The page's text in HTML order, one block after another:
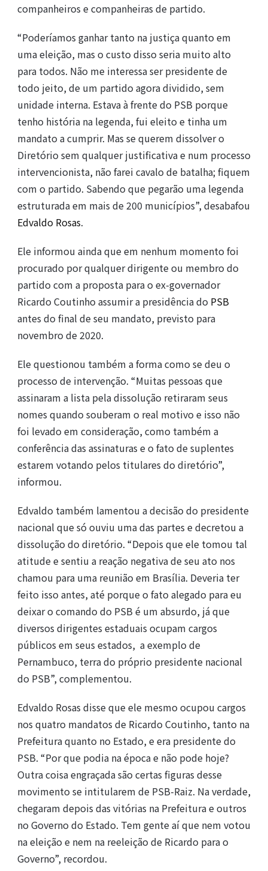
companheiros e companheiras de partido.
“Poderíamos ganhar tanto na justiça quanto em
uma eleição, mas o custo disso seria muito alto
para todos. Não me interessa ser presidente de
todo jeito, de um partido agora dividido, sem
unidade interna. Estava à frente do PSB porque
tenho história na legenda, fui eleito e tinha um
mandato a cumprir. Mas se querem dissolver o
Diretório sem qualquer justificativa e num processo
intervencionista, não farei cavalo de batalha; fiquem
com o partido. Sabendo que pegarão uma legenda
estruturada em mais de 200 municípios”, desabafou
Edvaldo Rosas.
Ele informou ainda que em nenhum momento foi
procurado por qualquer dirigente ou membro do
partido com a proposta para o ex-governador
Ricardo Coutinho assumir a presidência do PSB
antes do final de seu mandato, previsto para
novembro de 2020.
Ele questionou também a forma como se deu o
processo de intervenção. “Muitas pessoas que
assinaram a lista pela dissolução retiraram seus
nomes quando souberam o real motivo e isso não
foi levado em consideração, como também a
conferência das assinaturas e o fato de suplentes
estarem votando pelos titulares do diretório”,
informou.
Edvaldo também lamentou a decisão do presidente
nacional que só ouviu uma das partes e decretou a
dissolução do diretório. “Depois que ele tomou tal
atitude e sentiu a reação negativa de seu ato nos
chamou para uma reunião em Brasília. Deveria ter
feito isso antes, até porque o fato alegado para eu
deixar o comando do PSB é um absurdo, já que
diversos dirigentes estaduais ocupam cargos
públicos em seus estados, a exemplo de
Pernambuco, terra do próprio presidente nacional
do PSB”, complementou.
Edvaldo Rosas disse que ele mesmo ocupou cargos
nos quatro mandatos de Ricardo Coutinho, tanto na
Prefeitura quanto no Estado, e era presidente do
PSB. “Por que podia na época e não pode hoje?
Outra coisa engraçada são certas figuras desse
movimento se intitularem de PSB-Raiz. Na verdade,
chegaram depois das vitórias na Prefeitura e outros
no Governo do Estado. Tem gente aí que nem votou
na eleição e nem na reeleição de Ricardo para o
Governo”, recordou.